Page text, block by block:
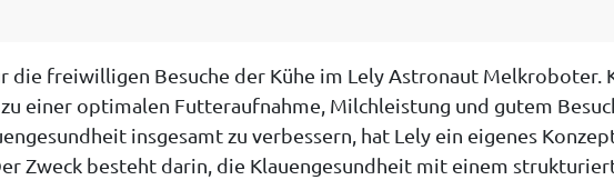
freiwilligen Besuche der Kühe im Lely Astronaut Melkroboter.
einer optimalen Futteraufnahme, Milchleistung und gutem
insgesamt zu verbessern, hat Lely ein eigenes
Zweck besteht darin, die Klauengesundheit mit einem